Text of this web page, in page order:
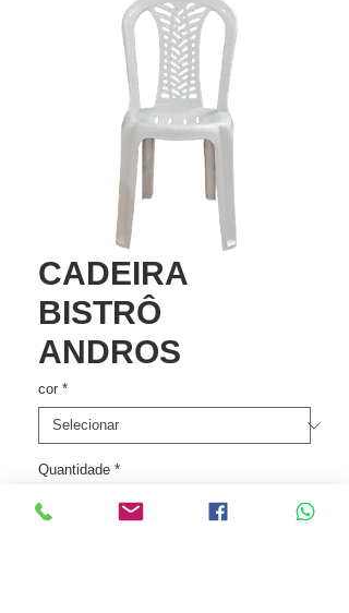
CADEIRA
BISTRÔ
ANDROS
cor *
Quantidade *